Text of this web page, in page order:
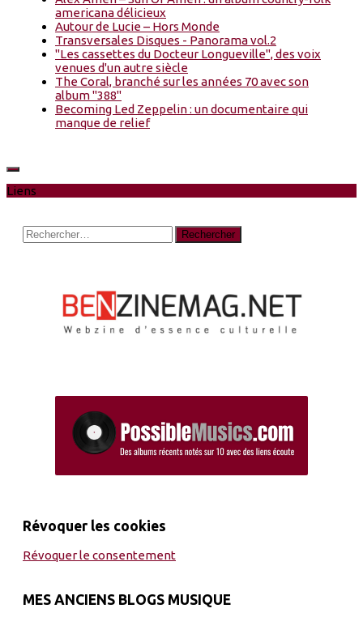
americana délicieux
Autour de Lucie – Hors Monde
Transversales Disques - Panorama vol.2
"Les cassettes du Docteur Longueville", des voix
venues d'un autre siècle
The Coral, branché sur les années 70 avec son
album "388"
Becoming Led Zeppelin : un documentaire qui
manque de relief
Liens
Rechercher :
Révoquer les cookies
Révoquer le consentement
MES ANCIENS BLOGS MUSIQUE